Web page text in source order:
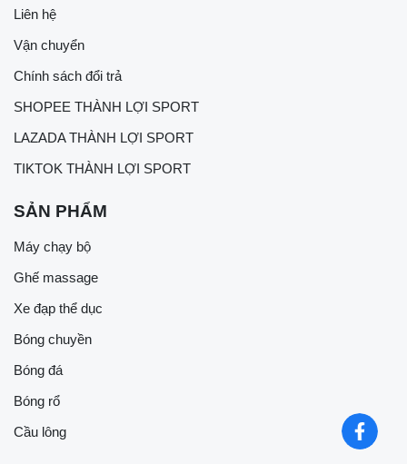
Liên hệ
Vận chuyển
Chính sách đổi trả
SHOPEE THÀNH LỢI SPORT
LAZADA THÀNH LỢI SPORT
TIKTOK THÀNH LỢI SPORT
SẢN PHẨM
Máy chạy bộ
Ghế massage
Xe đạp thể dục
Bóng chuyền
Bóng đá
Bóng rổ
Cầu lông